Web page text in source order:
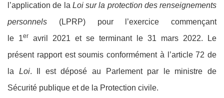
l’application de la Loi sur la protection des renseignements
personnels (LPRP) pour l’exercice commençant
le 1er
avril 2021 et se terminant le 31 mars 2022. Le
présent rapport est soumis conformément à l’article 72 de
la Loi. Il est déposé au Parlement par le ministre de
Sécurité publique et de la Protection civile.